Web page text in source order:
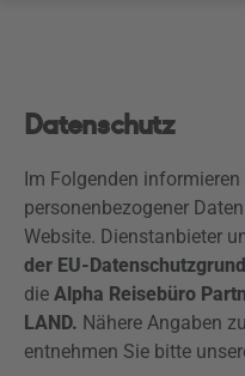
Datenschutz
Im Folgenden
personenbezogener
Website. Dienstanbieter
der EU-
die Alpha Reisebüro
LAND. Nähere Angaben
entnehmen Sie bitte